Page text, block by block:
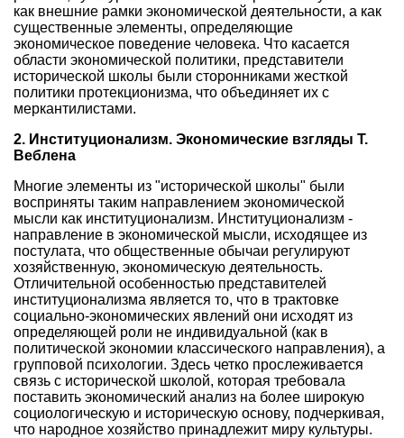
как внешние рамки экономической деятельности, а как
существенные элементы, определяющие
экономическое поведение человека. Что касается
области экономической политики, представители
исторической школы были сторонниками жесткой
политики протекционизма, что объединяет их с
меркантилистами.
2. Институционализм. Экономические взгляды Т.
Веблена
Многие элементы из "исторической школы" были
восприняты таким направлением экономической
мысли как институционализм. Институционализм -
направление в экономической мысли, исходящее из
постулата, что общественные обычаи регулируют
хозяйственную, экономическую деятельность.
Отличительной особенностью представителей
институционализма является то, что в трактовке
социально-экономических явлений они исходят из
определяющей роли не индивидуальной (как в
политической экономии классического направления), а
групповой психологии. Здесь четко прослеживается
связь с исторической школой, которая требовала
поставить экономический анализ на более широкую
социологическую и историческую основу, подчеркивая,
что народное хозяйство принадлежит миру культуры.